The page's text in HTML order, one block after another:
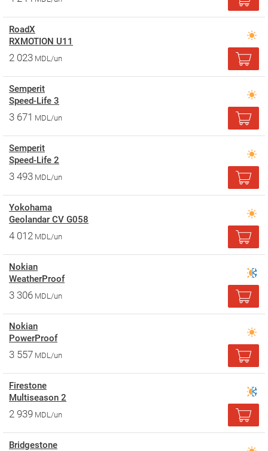
RoadX
RXMOTION U11
2 023 MDL/un
Semperit
Speed-Life 3
3 671 MDL/un
Semperit
Speed-Life 2
3 493 MDL/un
Yokohama
Geolandar CV G058
4 012 MDL/un
Nokian
WeatherProof
3 306 MDL/un
Nokian
PowerProof
3 557 MDL/un
Firestone
Multiseason 2
2 939 MDL/un
Bridgestone